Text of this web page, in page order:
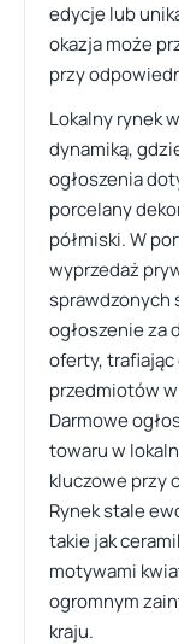
edycje lub
okazja może
przy
Lokalny rynek
dynamiką,
ogłoszenia
porcelany
półmiski. W
wyprzedaż
sprawdzonych
ogłoszenie za
oferty, trafiając
przedmiotów
Darmowe
towaru w
kluczowe przy
Rynek stale
takie jak
motywami
ogromnym
kraju.